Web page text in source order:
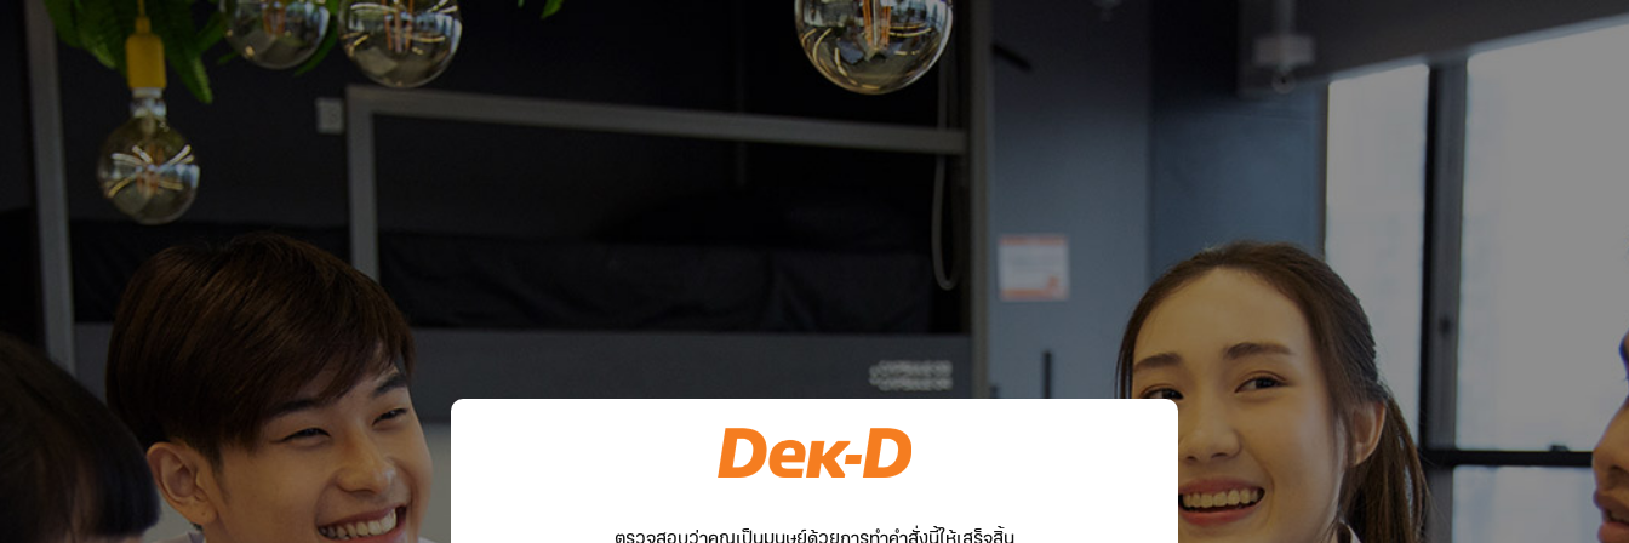
ตรวจสอบว่าคุณเป็นมนุษย์ด้วยการทำคำสั่งนี้ให้เสร็จสิ้น